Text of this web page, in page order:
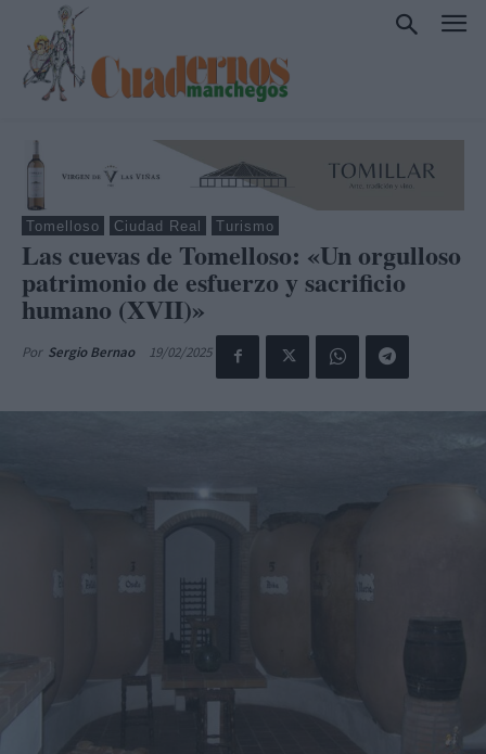
Tomelloso Ciudad Real Turismo
Las cuevas de Tomelloso: «Un orgulloso
patrimonio de esfuerzo y sacrificio
humano (XVII)»
Por Sergio Bernao 19/02/2025